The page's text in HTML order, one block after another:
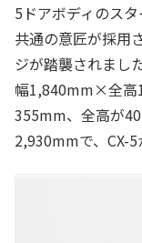
5ドアボディのス
共通の意匠が採用
ジが踏襲されまし
幅1,840mm×全高
355mm、全高が
2,930mmで、CX-